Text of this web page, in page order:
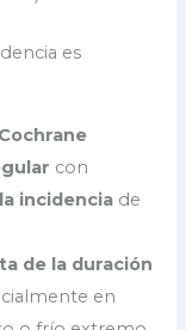
es
con
incidencia de
de la duración
en